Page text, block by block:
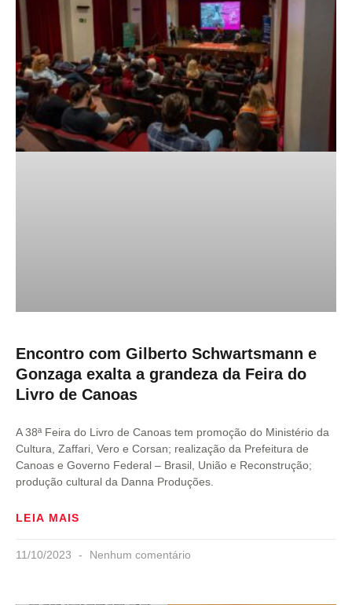
Encontro com Gilberto Schwartsmann e
Gonzaga exalta a grandeza da Feira do
Livro de Canoas
A 38ª Feira do Livro de Canoas tem promoção do Ministério da
Cultura, Zaffari, Vero e Corsan; realização da Prefeitura de
Canoas e Governo Federal – Brasil, União e Reconstrução;
produção cultural da Danna Produções.
LEIA MAIS
11/10/2023 Nenhum comentário